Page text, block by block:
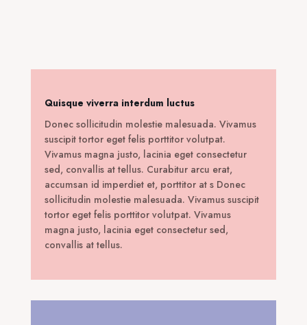
Quisque viverra interdum luctus
Donec sollicitudin molestie malesuada. Vivamus
suscipit tortor eget felis porttitor volutpat.
Vivamus magna justo, lacinia eget consectetur
sed, convallis at tellus. Curabitur arcu erat,
accumsan id imperdiet et, porttitor at s Donec
sollicitudin molestie malesuada. Vivamus suscipit
tortor eget felis porttitor volutpat. Vivamus
magna justo, lacinia eget consectetur sed,
convallis at tellus.